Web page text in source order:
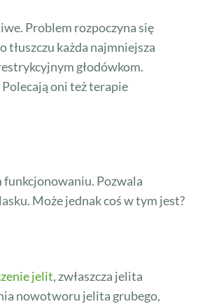
Problem rozpoczyna się
tłuszczu każda najmniejsza
głodówkom.
oni też terapie
funkcjonowaniu. Pozwala
Może jednak coś w tym jest?
jelit, zwłaszcza jelita
nowotworu jelita grubego,